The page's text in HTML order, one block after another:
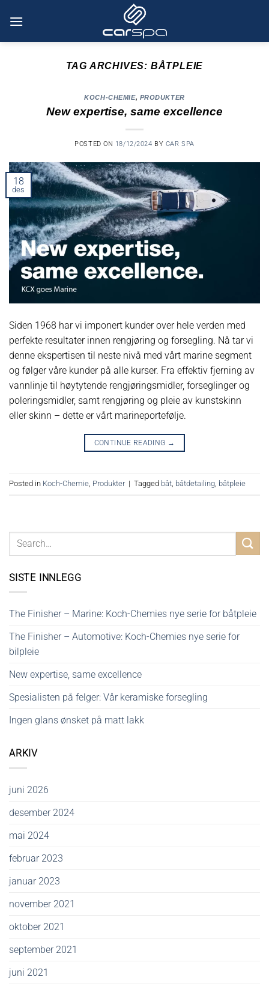
TAG ARCHIVES: BÅTPLEIE
SISTE INNLEGG
The Finisher – Marine: Koch-Chemies nye serie for båtpleie
The Finisher – Automotive: Koch-Chemies nye serie for
bilpleie
New expertise, same excellence
Spesialisten på felger: Vår keramiske forsegling
Ingen glans ønsket på matt lakk
ARKIV
juni 2026
desember 2024
mai 2024
februar 2023
januar 2023
november 2021
oktober 2021
september 2021
juni 2021
KOCH-CHEMIE, PRODUKTER
New expertise, same excellence
POSTED ON 18/12/2024 BY CAR SPA
18
des
Siden 1968 har vi imponert kunder over hele verden med
perfekte resultater innen rengjøring og forsegling. Nå tar vi
denne ekspertisen til neste nivå med vårt marine segment
og følger våre kunder på alle kurser. Fra effektiv fjerning av
vannlinje til høytytende rengjøringsmidler, forseglinger og
poleringsmidler, samt rengjøring og pleie av kunstskinn
eller skinn – dette er vårt marineportefølje.
CONTINUE READING →
Posted in Koch-Chemie, Produkter | Tagged båt, båtdetailing, båtpleie